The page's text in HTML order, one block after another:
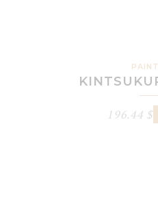
196.44 $